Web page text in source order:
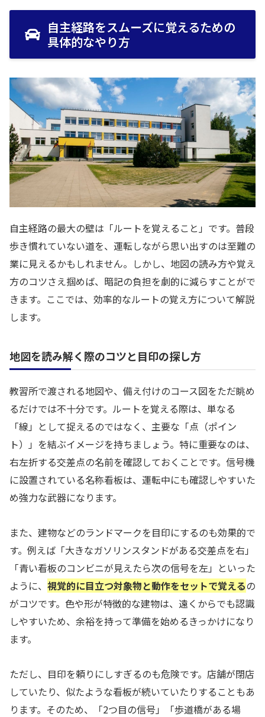
自主経路をスムーズに覚えるための
具体的なやり方
自主経路の最大の壁は「ルートを覚えること」です。普段
歩き慣れていない道を、運転しながら思い出すのは至難の
業に見えるかもしれません。しかし、地図の読み方や覚え
方のコツさえ掴めば、暗記の負担を劇的に減らすことがで
きます。ここでは、効率的なルートの覚え方について解説
します。
地図を読み解く際のコツと目印の探し方
教習所で渡される地図や、備え付けのコース図をただ眺め
るだけでは不十分です。ルートを覚える際は、単なる
「線」として捉えるのではなく、主要な「点（ポイン
ト）」を結ぶイメージを持ちましょう。特に重要なのは、
右左折する交差点の名前を確認しておくことです。信号機
に設置されている名称看板は、運転中にも確認しやすいた
め強力な武器になります。
また、建物などのランドマークを目印にするのも効果的で
す。例えば「大きなガソリンスタンドがある交差点を右」
「青い看板のコンビニが見えたら次の信号を左」といった
ように、 視覚的に目立つ対象物と動作をセットで覚えるの
がコツです。色や形が特徴的な建物は、遠くからでも認識
しやすいため、余裕を持って準備を始めるきっかけになり
ます。
ただし、目印を頼りにしすぎるのも危険です。店舗が閉店
していたり、似たような看板が続いていたりすることもあ
ります。そのため、「2つ目の信号」「歩道橋がある場